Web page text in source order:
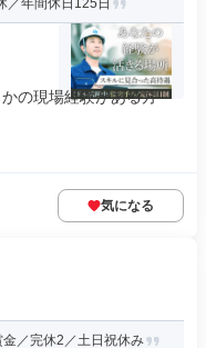
／年間休日125日
の現場経験がある方
気になる
／完休2／土日祝休み